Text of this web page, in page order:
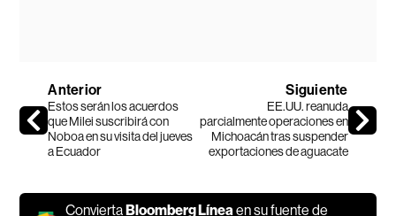
Anterior
Estos serán los acuerdos
que Milei suscribirá con
Noboa en su visita del jueves
a Ecuador
Siguiente
EE.UU. reanuda
parcialmente operaciones en
Michoacán tras suspender
exportaciones de aguacate
ConviertaBloomberg Líneaen su fuente de